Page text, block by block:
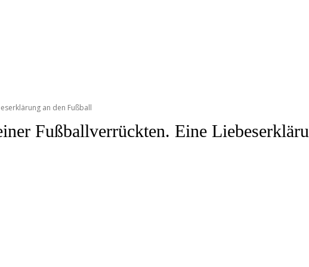
an den Fußball
Fußballverrückten. Eine